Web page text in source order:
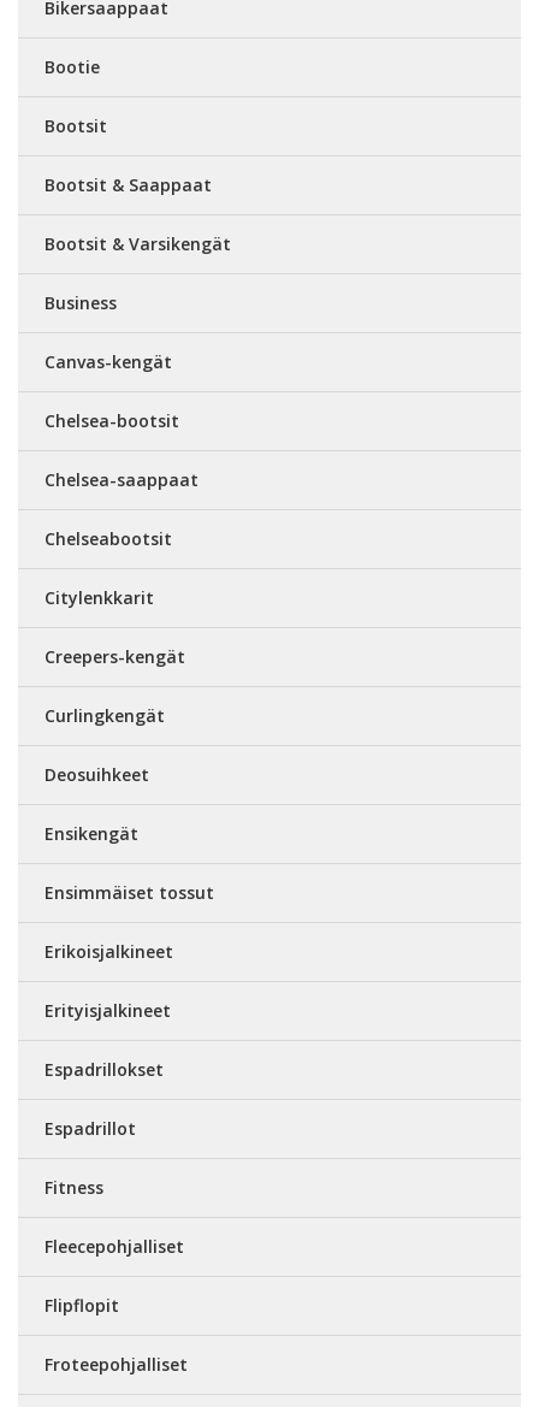
Bikersaappaat
Bootie
Bootsit
Bootsit & Saappaat
Bootsit & Varsikengät
Business
Canvas-kengät
Chelsea-bootsit
Chelsea-saappaat
Chelseabootsit
Citylenkkarit
Creepers-kengät
Curlingkengät
Deosuihkeet
Ensikengät
Ensimmäiset tossut
Erikoisjalkineet
Erityisjalkineet
Espadrillokset
Espadrillot
Fitness
Fleecepohjalliset
Flipflopit
Froteepohjalliset